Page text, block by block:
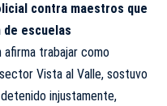
contra maestros que
escuelas
afirma trabajar como
Vista al Valle, sostuvo
injustamente,